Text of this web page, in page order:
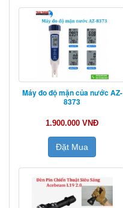
Máy đo độ mặn của nước AZ-
8373
1.900.000 VNĐ
Đặt Mua